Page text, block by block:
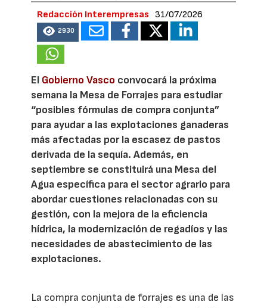
Redacción Interempresas 31/07/2026
2930
El Gobierno Vasco convocará la próxima
semana la Mesa de Forrajes para estudiar
“posibles fórmulas de compra conjunta”
para ayudar a las explotaciones ganaderas
más afectadas por la escasez de pastos
derivada de la sequía. Además, en
septiembre se constituirá una Mesa del
Agua específica para el sector agrario para
abordar cuestiones relacionadas con su
gestión, con la mejora de la eficiencia
hídrica, la modernización de regadíos y las
necesidades de abastecimiento de las
explotaciones.
La compra conjunta de forrajes es una de las